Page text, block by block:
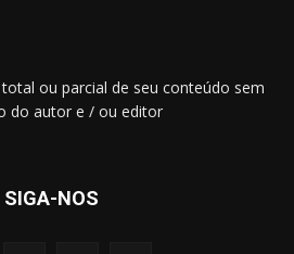
ou parcial de seu conteúdo sem
do autor e / ou editor
SIGA-NOS